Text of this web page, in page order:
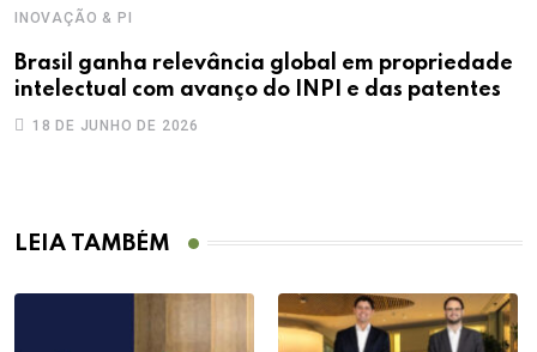
INOVAÇÃO & PI
Brasil ganha relevância global em propriedade
intelectual com avanço do INPI e das patentes
18 DE JUNHO DE 2026
LEIA TAMBÉM